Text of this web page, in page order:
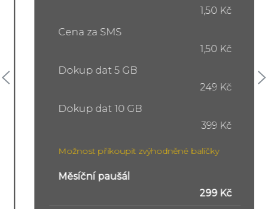
1,50 Kč
Cena za SMS
1,50 Kč
Dokup dat 5 GB
249 Kč
Dokup dat 10 GB
399 Kč
Možnost přikoupit zvýhodněné balíčky
Měsíční paušál
299 Kč